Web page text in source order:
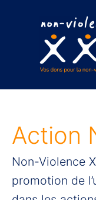
Action
Non-Violence
promotion de